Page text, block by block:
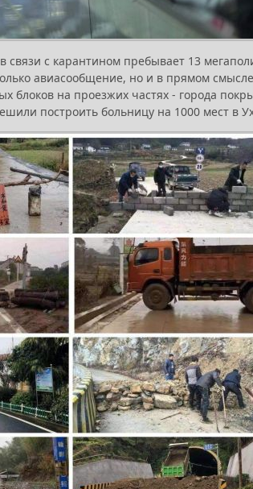
связи с карантином пребывает 13
авиасообщение, но и в прямом
блоков на проезжих частях - города
построить больницу на 1000 мест в